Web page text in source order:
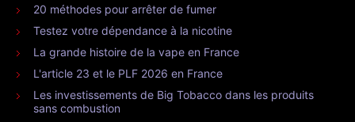
20 méthodes pour arrêter de fumer
Testez votre dépendance à la nicotine
La grande histoire de la vape en France
L'article 23 et le PLF 2026 en France
Les investissements de Big Tobacco dans les produits
sans combustion